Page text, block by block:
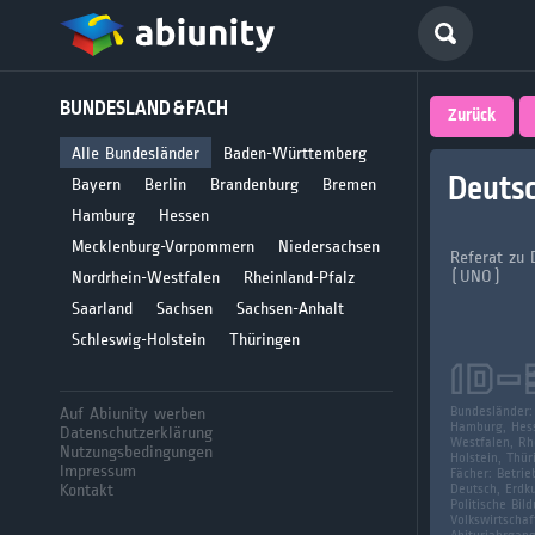
BUNDESLAND & FACH
Alle Bundesländer
Baden-Württemberg
Bayern
Berlin Brandenburg
Bremen
Hamburg
Hessen
Mecklenburg-Vorpommern
Niedersachsen
Nordrhein-Westfalen
Rheinland-Pfalz
Saarland
Sachsen
Sachsen-Anhalt
Schleswig-Holstein
Thüringen
Auf Abiunity werben
Datenschutzerklärung
Nutzungsbedingungen
Impressum
Kontakt
größte
für
Zurück
Referat zu
(UNO)
ID-
Bundesländer:
Hamburg,
Westfalen,
Holstein,
Fächer:
Deutsch,
Politische